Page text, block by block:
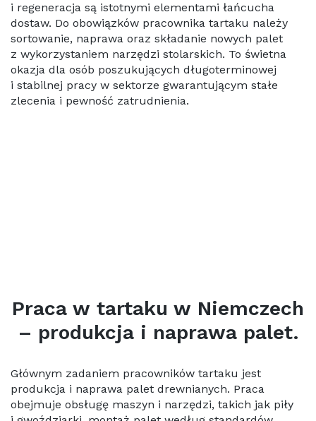
i regeneracja są istotnymi elementami łańcucha
dostaw. Do obowiązków pracownika tartaku należy
sortowanie, naprawa oraz składanie nowych palet
z wykorzystaniem narzędzi stolarskich. To świetna
okazja dla osób poszukujących długoterminowej
i stabilnej pracy w sektorze gwarantującym stałe
zlecenia i pewność zatrudnienia.
Praca w tartaku w Niemczech
– produkcja i naprawa palet.
Głównym zadaniem pracowników tartaku jest
produkcja i naprawa palet drewnianych. Praca
obejmuje obsługę maszyn i narzędzi, takich jak piły